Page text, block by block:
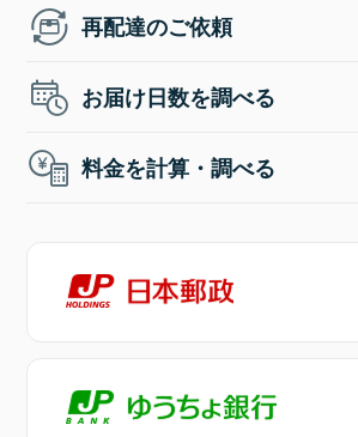
再配達のご依頼
お届け日数を調べる
料金を計算・調べる